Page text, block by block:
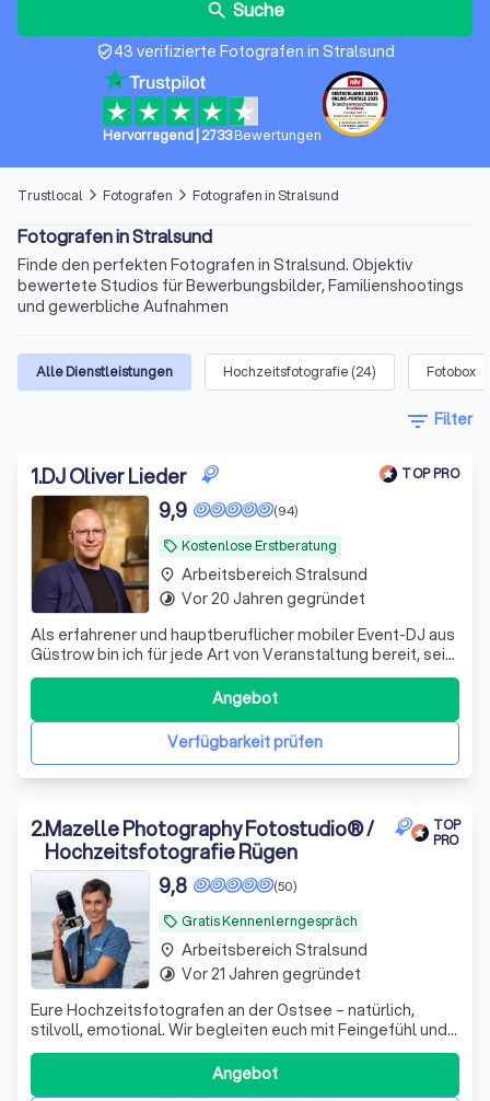
search Suche
verified_user43 verifizierte Fotografen in Stralsund
Hervorragend| 2733 Bewertungen
Trustlocal arrow_forward_ios Fotografen arrow_forward_ios Fotografen in Stralsund
Fotografen in Stralsund
Finde den perfekten Fotografen in Stralsund. Objektiv
bewertete Studios für Bewerbungsbilder, Familienshootings
und gewerbliche Aufnahmen
Alle Dienstleistungen Hochzeitsfotografie (24) Fotobox
filter_list Filter
1.DJ Oliver Lieder TOP PRO
local_offer Kostenlose Erstberatung
(94)
9,9
Als erfahrener und hauptberuflicher mobiler Event-DJ aus
Güstrow bin ich für jede Art von Veranstaltung bereit, sei
es gewerblich, öffentlich oder privat. Mit jahrelanger
Erfahrung in der Unterhaltungsbranche bin ich mit allen
Aufgaben eines Event DJ vertraut, sei es eine glamouröse
Firmenfeier, ei
Verfügbarkeit prüfen
Angebot
place Arbeitsbereich Stralsund
timelapse Vor 20 Jahren gegründet
2.Mazelle Photography Fotostudio® /
Hochzeitsfotografie Rügen
TOP
PRO
local_offer Gratis Kennenlerngespräch
(50)
9,8
Eure Hochzeitsfotografen an der Ostsee – natürlich,
stilvoll, emotional. Wir begleiten euch mit Feingefühl und
Erfahrung und halten eure Liebe authentisch fest – bei
jedem Wetter, ungezwungen und echt
Angebot
place Arbeitsbereich Stralsund
timelapse Vor 21 Jahren gegründet